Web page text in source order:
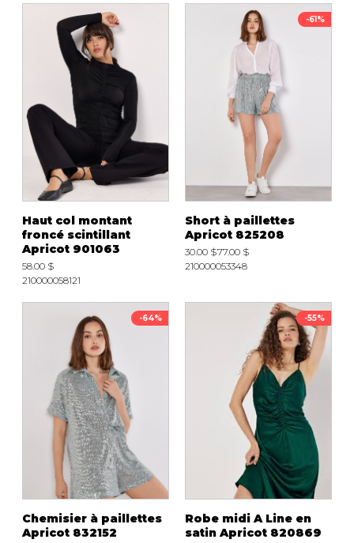
Haut col montant
froncé scintillant
Apricot 901063
58.00 $
210000058121
-61%
Short à paillettes
Apricot 825208
30.00 $77.00 $
210000053348
-64%
Chemisier à paillettes
Apricot 832152
-55%
Robe midi A Line en
satin Apricot 820869